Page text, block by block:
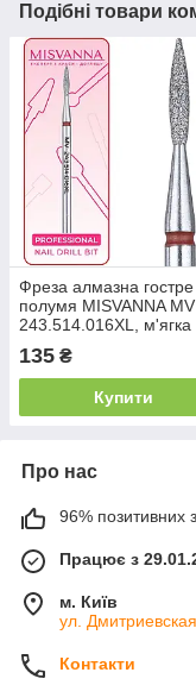
Подібні товари
Фреза алмазна гостре
полумя MISVANNA MV
243.514.016XL, м'ягка
135 ₴
Купити
Про нас
96% позитивних з
Працює з
м. Київ
ул.
Контакти